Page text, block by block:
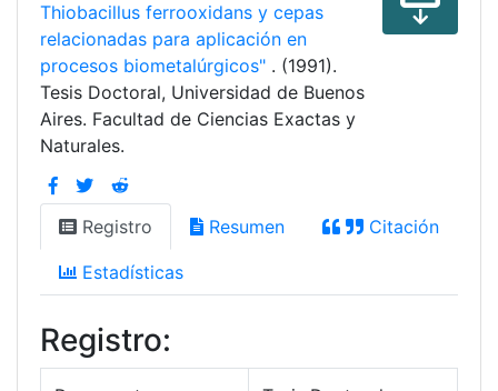
Thiobacillus ferrooxidans y cepas
relacionadas para aplicación en
procesos biometalúrgicos" . (1991).
Tesis Doctoral, Universidad de Buenos
Aires. Facultad de Ciencias Exactas y
Naturales.
Registro Resumen Citación
Estadísticas
Registro: